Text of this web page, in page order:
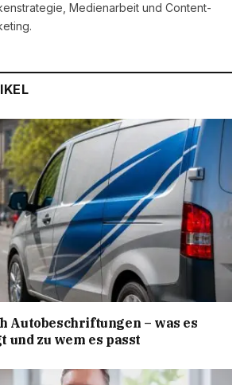
Medienarbeit und Content-
Autobeschriftungen – was es
zu wem es passt